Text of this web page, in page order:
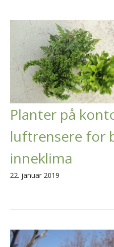
Planter på
luftrensere for
inneklima
22. januar 2019